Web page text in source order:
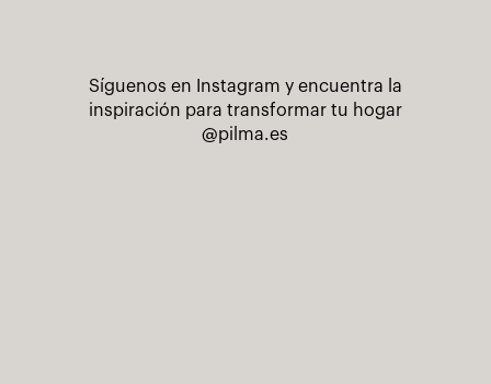
Síguenos en Instagram y encuentra la
inspiración para transformar tu hogar
@pilma.es